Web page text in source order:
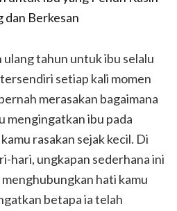
ulang tahun untuk ibu selalu
setiap kali momen
merasakan bagaimana
mengingatkan ibu pada
rasakan sejak kecil. Di
hari, ungkapan sederhana ini
hati kamu
betapa ia telah